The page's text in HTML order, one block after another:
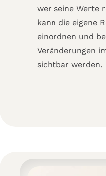
wer seine Werte
kann die eigene
einordnen und
Veränderungen
sichtbar werden.